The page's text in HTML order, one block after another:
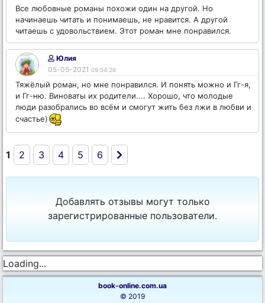
Все любовные романы похожи один на другой. Но
начинаешь читать и понимаешь, не нравится. А другой
читаешь с удовольствием. Этот роман мне понравился.
Юлия
05-05-2021 09:54:26
Тяжёлый роман, но мне понравился. И понять можно и Гг-я,
и Гг-ню. Виноваты их родители.... Хорошо, что молодые
люди разобрались во всём и смогут жить без лжи в любви и
счастье)
1 2 3 4 5 6
Добавлять отзывы могут только
зарегистрированные пользователи.
Loading...
book-online.com.ua
© 2019